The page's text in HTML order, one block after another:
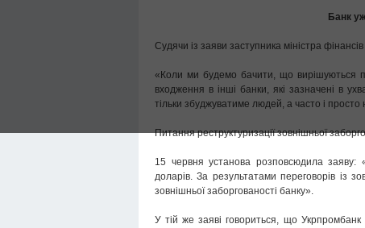
Банк
Судячи із заяви заступника міністра
«Коли ми будемо бачити, що вирішуються
входження в інші банки, які зазначені в
тільки збуджуватиме людей, а часто і
Питання реструктуризації зовнішньої
15 червня установа розповсюдила заяву:
доларів. За результатами переговорів із
зовнішньої заборгованості банку».
У тій же заяві говориться, що Укрпромбанк